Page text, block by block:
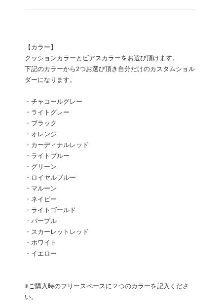
【カラー】
クッションカラーとビアスカラーをお選び頂けます。
下記のカラーから2つお選び頂き自分だけのカスタムショル
ダーになります。
・チャコールグレー
・ライトグレー
・ブラック
・オレンジ
・カーディナルレッド
・ライトブルー
・グリーン
・ロイヤルブルー
・マルーン
・ネイビー
・ライトゴールド
・パープル
・スカーレットレッド
・ホワイト
・イエロー
※ご購入時のフリースペースに２つのカラーを記入くださ
い。